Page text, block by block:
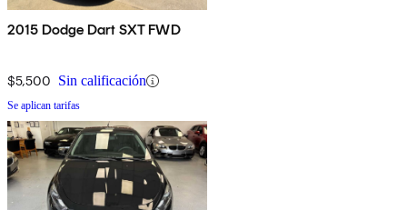
2015 Dodge Dart SXT FWD
$5,500 Sin calificación
Se aplican tarifas